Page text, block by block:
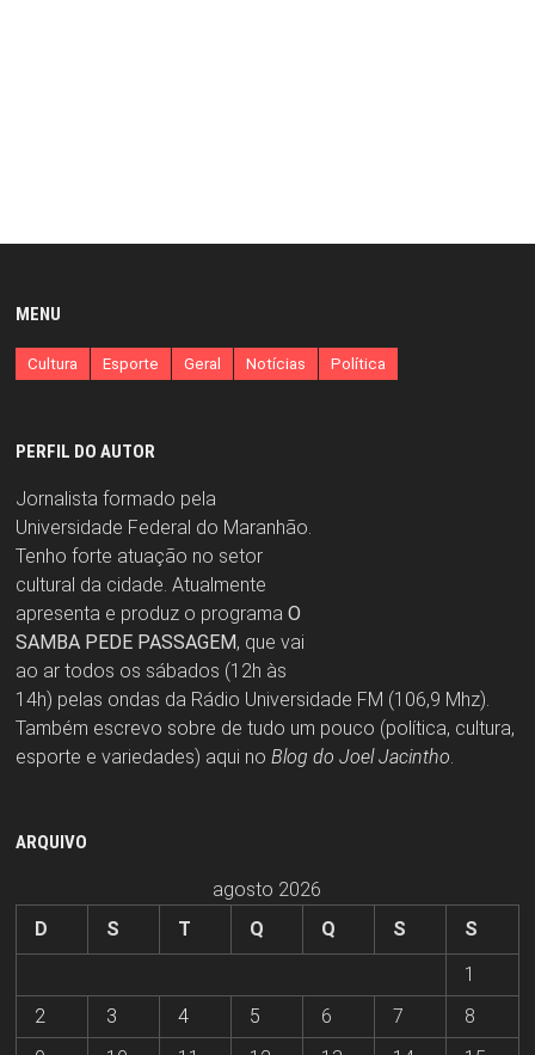
MENU
Cultura Esporte Geral Notícias Política
PERFIL DO AUTOR
Jornalista formado pela
Universidade Federal do Maranhão.
Tenho forte atuação no setor
cultural da cidade. Atualmente
apresenta e produz o programa O
SAMBA PEDE PASSAGEM, que vai
ao ar todos os sábados (12h às
14h) pelas ondas da Rádio Universidade FM (106,9 Mhz).
Também escrevo sobre de tudo um pouco (política, cultura,
esporte e variedades) aqui no Blog do Joel Jacintho.
ARQUIVO
agosto 2026
D
S T Q Q S
S
1
2
3 4 5 6 7
8